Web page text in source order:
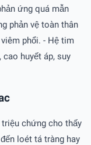
ứng quá mẫn
phản vệ toàn thân
phổi. - Hệ tim
huyết áp, suy
chứng cho thấy
loét tá tràng hay